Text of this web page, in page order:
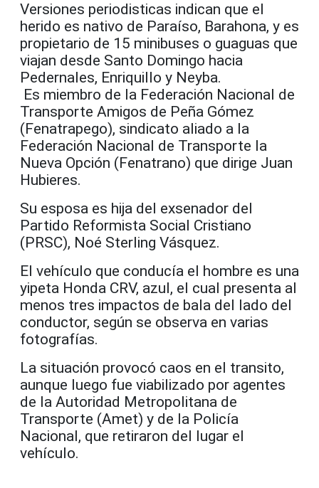
Versiones periodisticas indican que el
herido es nativo de Paraíso, Barahona, y es
propietario de 15 minibuses o guaguas que
viajan desde Santo Domingo hacia
Pedernales, Enriquillo y Neyba.
Es miembro de la Federación Nacional de
Transporte Amigos de Peña Gómez
(Fenatrapego), sindicato aliado a la
Federación Nacional de Transporte la
Nueva Opción (Fenatrano) que dirige Juan
Hubieres.
Su esposa es hija del exsenador del
Partido Reformista Social Cristiano
(PRSC), Noé Sterling Vásquez.
El vehículo que conducía el hombre es una
yipeta Honda CRV, azul, el cual presenta al
menos tres impactos de bala del lado del
conductor, según se observa en varias
fotografías.
La situación provocó caos en el transito,
aunque luego fue viabilizado por agentes
de la Autoridad Metropolitana de
Transporte (Amet) y de la Policía
Nacional, que retiraron del lugar el
vehículo.